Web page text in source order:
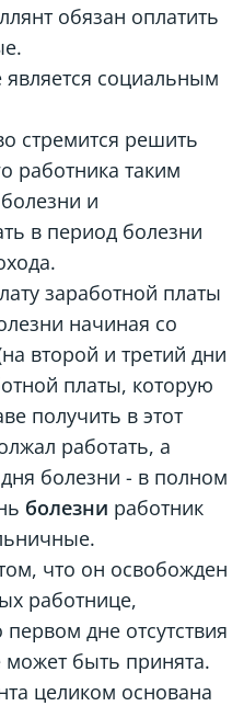
обязан оплатить
социальным
стремится решить
работника таким
и
в период болезни
заработной платы
начиная со
второй и третий дни
платы, которую
получить в этот
работать, а
болезни - в полном
болезни работник
что он освобожден
работнице,
дне отсутствия
может быть принята.
целиком основана